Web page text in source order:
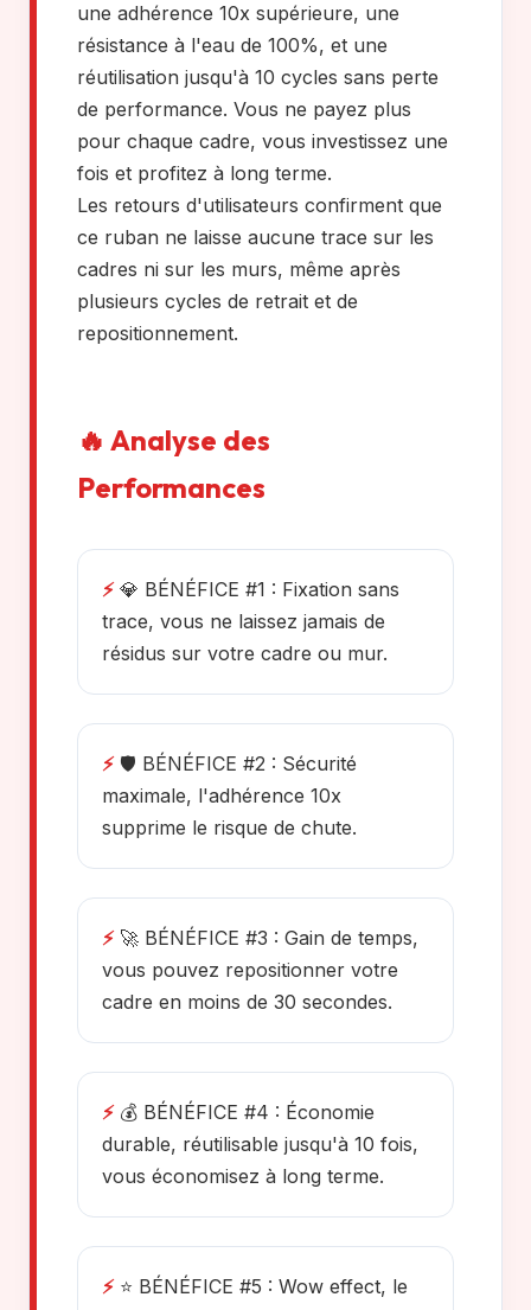
une adhérence 10x supérieure, une
résistance à l'eau de 100%, et une
réutilisation jusqu'à 10 cycles sans perte
de performance. Vous ne payez plus
pour chaque cadre, vous investissez une
fois et profitez à long terme.
Les retours d'utilisateurs confirment que
ce ruban ne laisse aucune trace sur les
cadres ni sur les murs, même après
plusieurs cycles de retrait et de
repositionnement.
🔥 Analyse des
Performances
⚡💎 BÉNÉFICE #1 : Fixation sans
trace, vous ne laissez jamais de
résidus sur votre cadre ou mur.
⚡🛡️ BÉNÉFICE #2 : Sécurité
maximale, l'adhérence 10x
supprime le risque de chute.
⚡🚀 BÉNÉFICE #3 : Gain de temps,
vous pouvez repositionner votre
cadre en moins de 30 secondes.
⚡💰 BÉNÉFICE #4 : Économie
durable, réutilisable jusqu'à 10 fois,
vous économisez à long terme.
⚡⭐ BÉNÉFICE #5 : Wow effect, le